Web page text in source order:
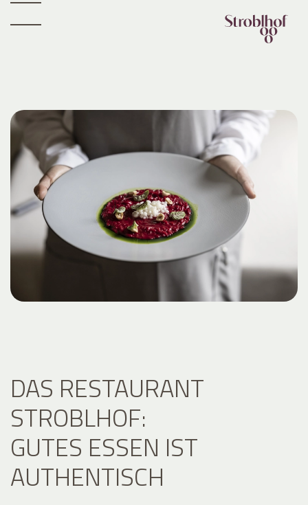
DAS RESTAURANT
STROBLHOF:
GUTES ESSEN IST
AUTHENTISCH